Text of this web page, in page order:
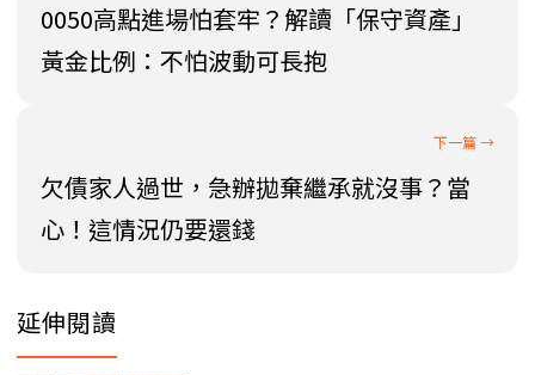
0050高點進場怕套牢？解讀「保守資產」
黃金比例：不怕波動可長抱
欠債家人過世，急辦拋棄繼承就沒事？當
心！這情況仍要還錢
延伸閱讀